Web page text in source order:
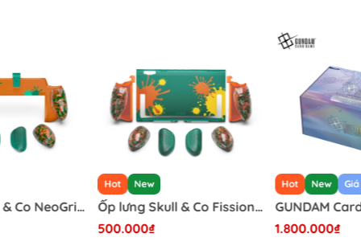
dây
iOS, Android
Ốp lưng Skull & Co NeoGrip cho Nintendo Switch 2 phiên bản Splatoon Raiders
Hot New
Ốp lưng Skull & Co FissionGrip cho Nintendo Switch 2 phiên bản Splatoon Raiders
500.000₫
Hot New
1.800.000₫